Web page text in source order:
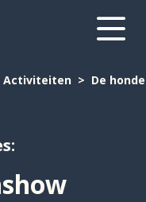
Activiteiten De